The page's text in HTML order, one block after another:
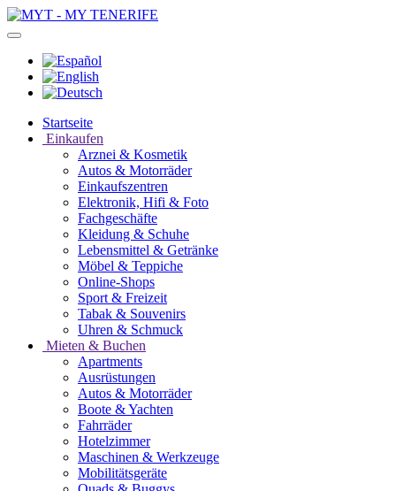
Startseite
Einkaufen
Arznei & Kosmetik
Autos & Motorräder
Einkaufszentren
Elektronik, Hifi & Foto
Fachgeschäfte
Kleidung & Schuhe
Lebensmittel & Getränke
Möbel & Teppiche
Online-Shops
Sport & Freizeit
Tabak & Souvenirs
Uhren & Schmuck
Mieten & Buchen
Apartments
Ausrüstungen
Autos & Motorräder
Boote & Yachten
Fahrräder
Hotelzimmer
Maschinen & Werkzeuge
Mobilitätsgeräte